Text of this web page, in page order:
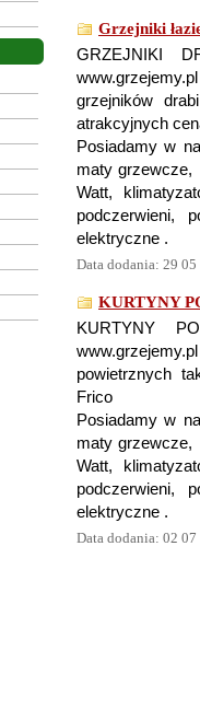
Grzejniki
GRZEJNIKI
grzejników
atrakcyjnych
Posiadamy w
maty grzewcze,
Watt,
podczerwieni,
elektryczne .
Data dodania: 29
KURTYNY
KURTYNY
powietrznych
Frico
Posiadamy w
maty grzewcze,
Watt,
podczerwieni,
elektryczne .
Data dodania: 02